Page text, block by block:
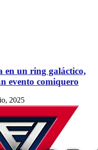
en un ring galáctico,
evento comiquero
2025